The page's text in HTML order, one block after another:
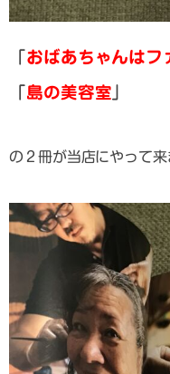
「 おばあちゃんはフ
「 島の美容室
の２冊が当店にやって来